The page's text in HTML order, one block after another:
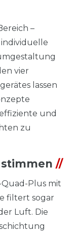
–
vier
lassen
und
zu
//
Quad-Plus mit
filtert sogar
Luft. Die